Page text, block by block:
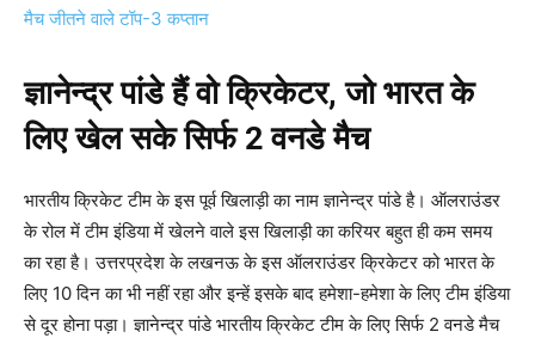
मैच जीतने वाले टॉप-3 कप्तान
ज्ञानेन्द्र पांडे हैं वो क्रिकेटर, जो भारत के
लिए खेल सके सिर्फ 2 वनडे मैच
भारतीय क्रिकेट टीम के इस पूर्व खिलाड़ी का नाम ज्ञानेन्द्र पांडे है। ऑलराउंडर
के रोल में टीम इंडिया में खेलने वाले इस खिलाड़ी का करियर बहुत ही कम समय
का रहा है। उत्तरप्रदेश के लखनऊ के इस ऑलराउंडर क्रिकेटर को भारत के
लिए 10 दिन का भी नहीं रहा और इन्हें इसके बाद हमेशा-हमेशा के लिए टीम इंडिया
से दूर होना पड़ा। ज्ञानेन्द्र पांडे भारतीय क्रिकेट टीम के लिए सिर्फ 2 वनडे मैच